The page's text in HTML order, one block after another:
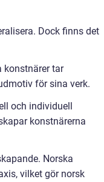
Dock finns det
konstnärer tar
för sina verk.
och individuell
konstnärerna
Norska
vilket gör norsk